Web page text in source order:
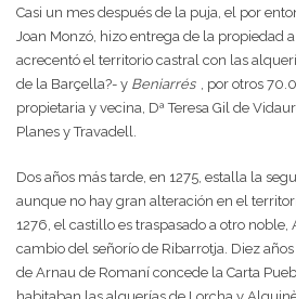
Casi un mes después de la puja, el por
Joan Monzó, hizo entrega de la propiedad
acrecentó el territorio castral con las
de la Barçella?- y Beniarrés , por otros
propietaria y vecina, Dª Teresa Gil de
Planes y Travadell.
Dos años más tarde, en 1275, estalla la
aunque no hay gran alteración en el
1276, el castillo es traspasado a otro noble,
cambio del señorío de Ribarrotja. Diez
de Arnau de Romaní concede la Carta